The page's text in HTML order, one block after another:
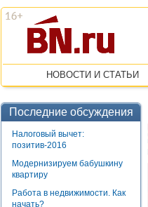
НОВОСТИ И СТАТЬИ
Последние обсуждения
Налоговый вычет:
позитив-2016
Модернизируем бабушкину
квартиру
Работа в недвижимости. Как
начать?